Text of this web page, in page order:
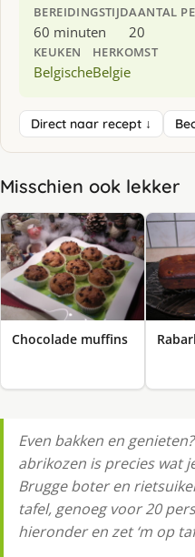
BEREIDINGSTIJD
60 minuten
AANTAL
20
KEUKEN
Belgische
HERKOMST
Belgie
Direct naar recept ↓
Misschien ook lekker
Chocolade muffins
Even bakken en
abrikozen is precies wat
Brugge boter en
tafel, genoeg voor 20
hieronder en zet ‘m op